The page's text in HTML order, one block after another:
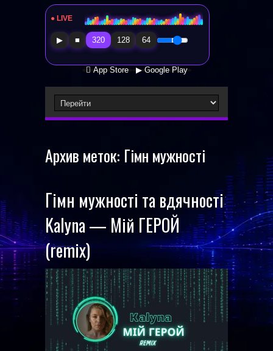
● LIVE Radio Sfera Music
▶ ■ 320 128 64
 App Store ▶ Google Play
Архив меток: Гімн мужності
Гімн мужності та вдячності
Kalyna — Мій ГЕРОЙ
(remix)